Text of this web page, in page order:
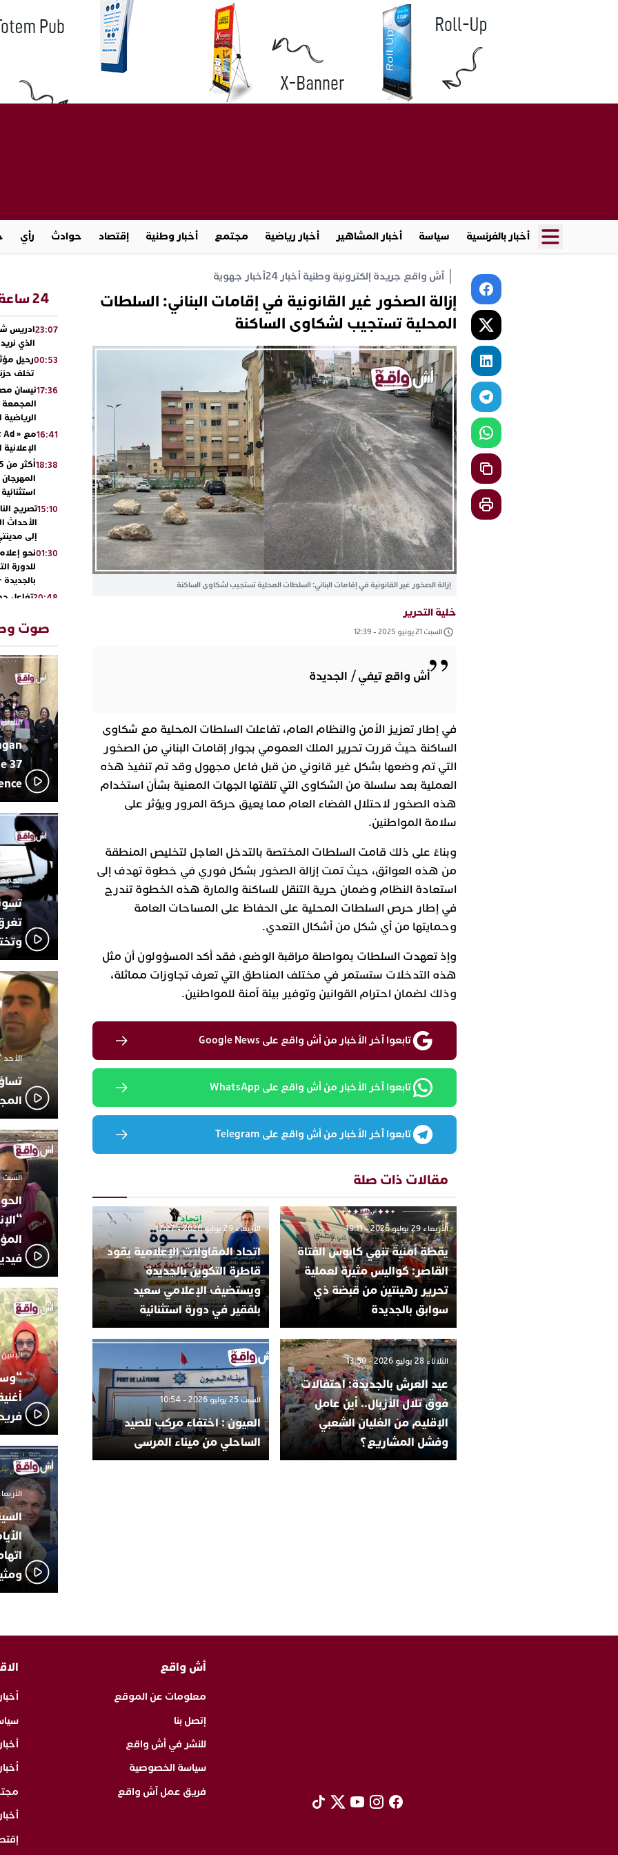
أخبار بالفرنسية سياسة أخبار المشاهير أخبار رياضية مجتمع أخبار وطنية إقتصاد حوادث رأي
آش واقع جريدة إلكترونية وطنية أخبار 24 أخبار جهوية
إزالة الصخور غير القانونية في إقامات البناني: السلطات
المحلية تستجيب لشكاوى الساكنة
إزالة الصخور غير القانونية في إقامات البناني: السلطات المحلية تستجيب لشكاوى الساكنة
خلية التحرير
السبت 21 يونيو 2025 - 12:39
أش واقع تيفي / الجديدة
في إطار تعزيز الأمن والنظام العام، تفاعلت السلطات المحلية مع شكاوى
الساكنة حيث قررت تحرير الملك العمومي بجوار إقامات البناني من الصخور
التي تم وضعها بشكل غير قانوني من قبل فاعل مجهول وقد تم تنفيذ هذه
العملية بعد سلسلة من الشكاوى التي تلقتها الجهات المعنية بشأن استخدام
هذه الصخور لاحتلال الفضاء العام مما يعيق حركة المرور ويؤثر على
سلامة المواطنين.
وبناءً على ذلك قامت السلطات المختصة بالتدخل العاجل لتخليص المنطقة
من هذه العوائق، حيث تمت إزالة الصخور بشكل فوري في خطوة تهدف إلى
استعادة النظام وضمان حرية التنقل للساكنة والمارة هذه الخطوة تندرج
في إطار حرص السلطات المحلية على الحفاظ على المساحات العامة
وحمايتها من أي شكل من أشكال التعدي.
وإذ تعهدت السلطات بمواصلة مراقبة الوضع، فقد أكد المسؤولون أن مثل
هذه التدخلات ستستمر في مختلف المناطق التي تعرف تجاوزات مماثلة،
وذلك لضمان احترام القوانين وتوفير بيئة آمنة للمواطنين.
تابعوا آخر الأخبار من أش واقع على Google News
تابعوا آخر الأخبار من أش واقع على WhatsApp
تابعوا آخر الأخبار من أش واقع على Telegram
مقالات ذات صلة
الأربعاء 29 يوليو 2026 - 19:11
يقظة أمنية تنهي كابوس الفتاة
القاصر: كواليس مثيرة لعملية
تحرير رهينتين من قبضة ذي
سوابق بالجديدة
الأربعاء 29 يوليو 2026 - 17:27
اتحاد المقاولات الإعلامية يقود
قاطرة التكوين بالجديدة
ويستضيف الإعلامي سعيد
بلفقير في دورة استثنائية
الثلاثاء 28 يوليو 2026 - 13:50
عيد العرش بالجديدة: احتفالات
فوق تلال الأزبال.. أين عامل
الإقليم من الغليان الشعبي
وفشل المشاريع؟
السبت 25 يوليو 2026 - 10:54
العيون : اختفاء مركب للصيد
الساحلي من ميناء المرسى
24 ساعة
23:07ادريس
الذي نريد
00:53رحيل
تخلف
17:36نيسان
المجمعة
16:41
18:38
استثنائية
15:10تصريح
الأحداث
إلى
01:30نحو
للدورة
20:48تفاعل
22:36 أبوظبي
العرش
بن زايد
13:30 دنيا
بأداء
19:11 يقظة
مثيرة
بالجديدة
17:27اتحاد
دورة
23:18ترسيخا
فعاليات
بمركز
صوت
الثلاثاء 10 مارس 2026 -
37
الجمعة 26 ديسمبر
الأحد 7 ديسمبر 2025 - 21:42
السبت 18 أكتوبر 2025 - 14:35
الإثنين 6 أكتوبر 2025 - 17:31
فريد
الأربعاء 24 سبتمبر 2025 -
أش واقع
معلومات عن الموقع
إتصل بنا
للنشر في أش واقع
سياسة الخصوصية
فريق عمل آش واقع